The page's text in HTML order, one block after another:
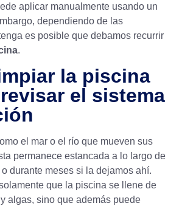
aplicar manualmente usando un
dependiendo de las
es posible que debamos recurrir
.
la piscina
el sistema
el mar o el río que mueven sus
permanece estancada a lo largo de
durante meses si la dejamos ahí.
que la piscina se llene de
algas, sino que además puede